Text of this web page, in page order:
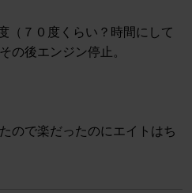
（７０度くらい？時間にして
の後エンジン停止。
ので楽だったのにエイトはち